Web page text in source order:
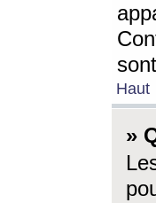
Haut
»